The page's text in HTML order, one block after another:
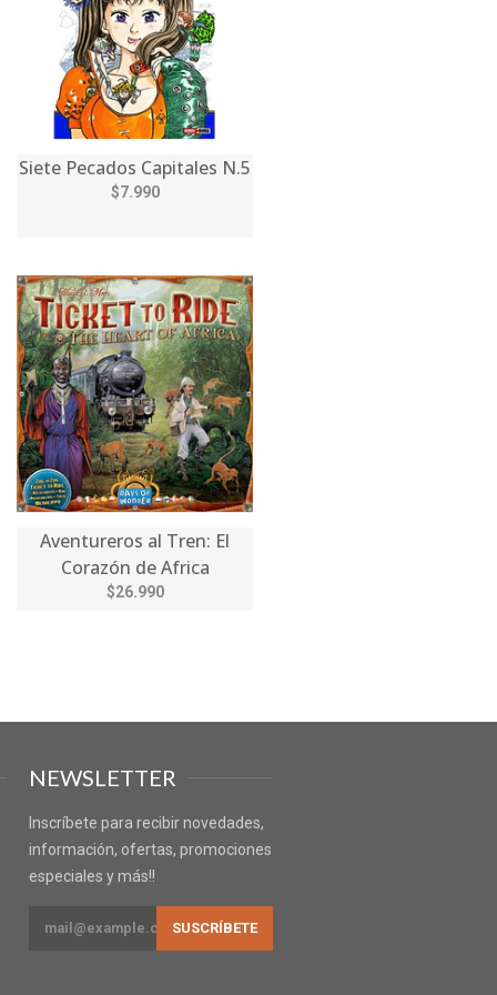
Siete Pecados Capitales N.5
$7.990
Aventureros al Tren: El
Corazón de Africa
$26.990
NEWSLETTER
Inscríbete para recibir novedades,
información, ofertas, promociones
especiales y más!!